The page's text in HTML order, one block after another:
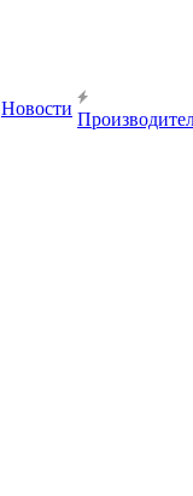
Новости